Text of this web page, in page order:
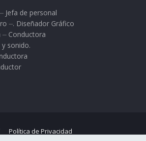
Jefa de personal
⏤. Diseñador Gráfico
⏤ Conductora
y sonido.
Política de Privacidad